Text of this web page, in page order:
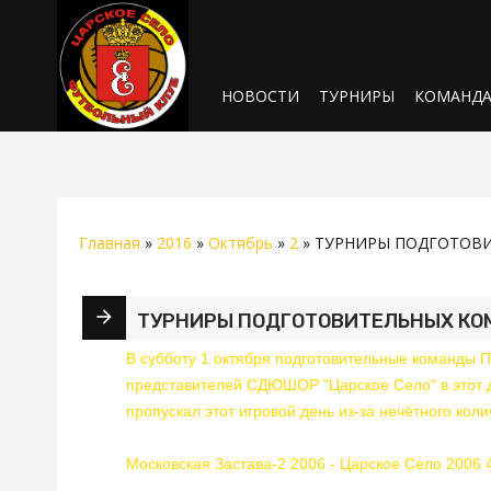
НОВОСТИ ТУРНИРЫ КОМАНДА
Главная » 2016 » Октябрь » 2 » ТУРНИРЫ
ТУРНИРЫ ПОДГОТОВИТЕЛЬНЫХ
В субботу 1 октября подготовительные команды
представителей СДЮШОР "Царское Село" в этот
пропускал этот игровой день из-за нечётного
Московская Застава-2 2006 - Царское Село 2006